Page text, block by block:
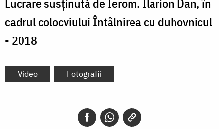
Lucrare susținută de Ierom. Ilarion Dan, în
cadrul colocviului Întâlnirea cu duhovnicul
- 2018
Video Fotografii